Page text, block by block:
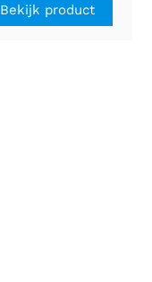
Bekijk product